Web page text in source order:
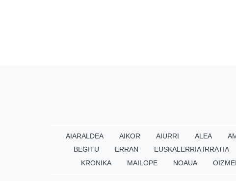
AIARALDEA AIKOR AIURRI ALEA
BEGITU
ERRAN EUSKALERRIA IRRATIA
KRONIKA
MAILOPE NOAUA